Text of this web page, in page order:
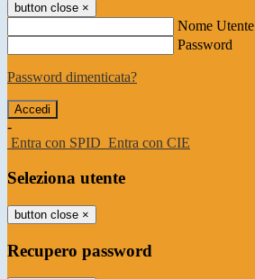
button close ×
Nome Utente
Password
Password dimenticata?
-
Entra con SPID Entra con CIE
Seleziona utente
button close ×
Recupero password